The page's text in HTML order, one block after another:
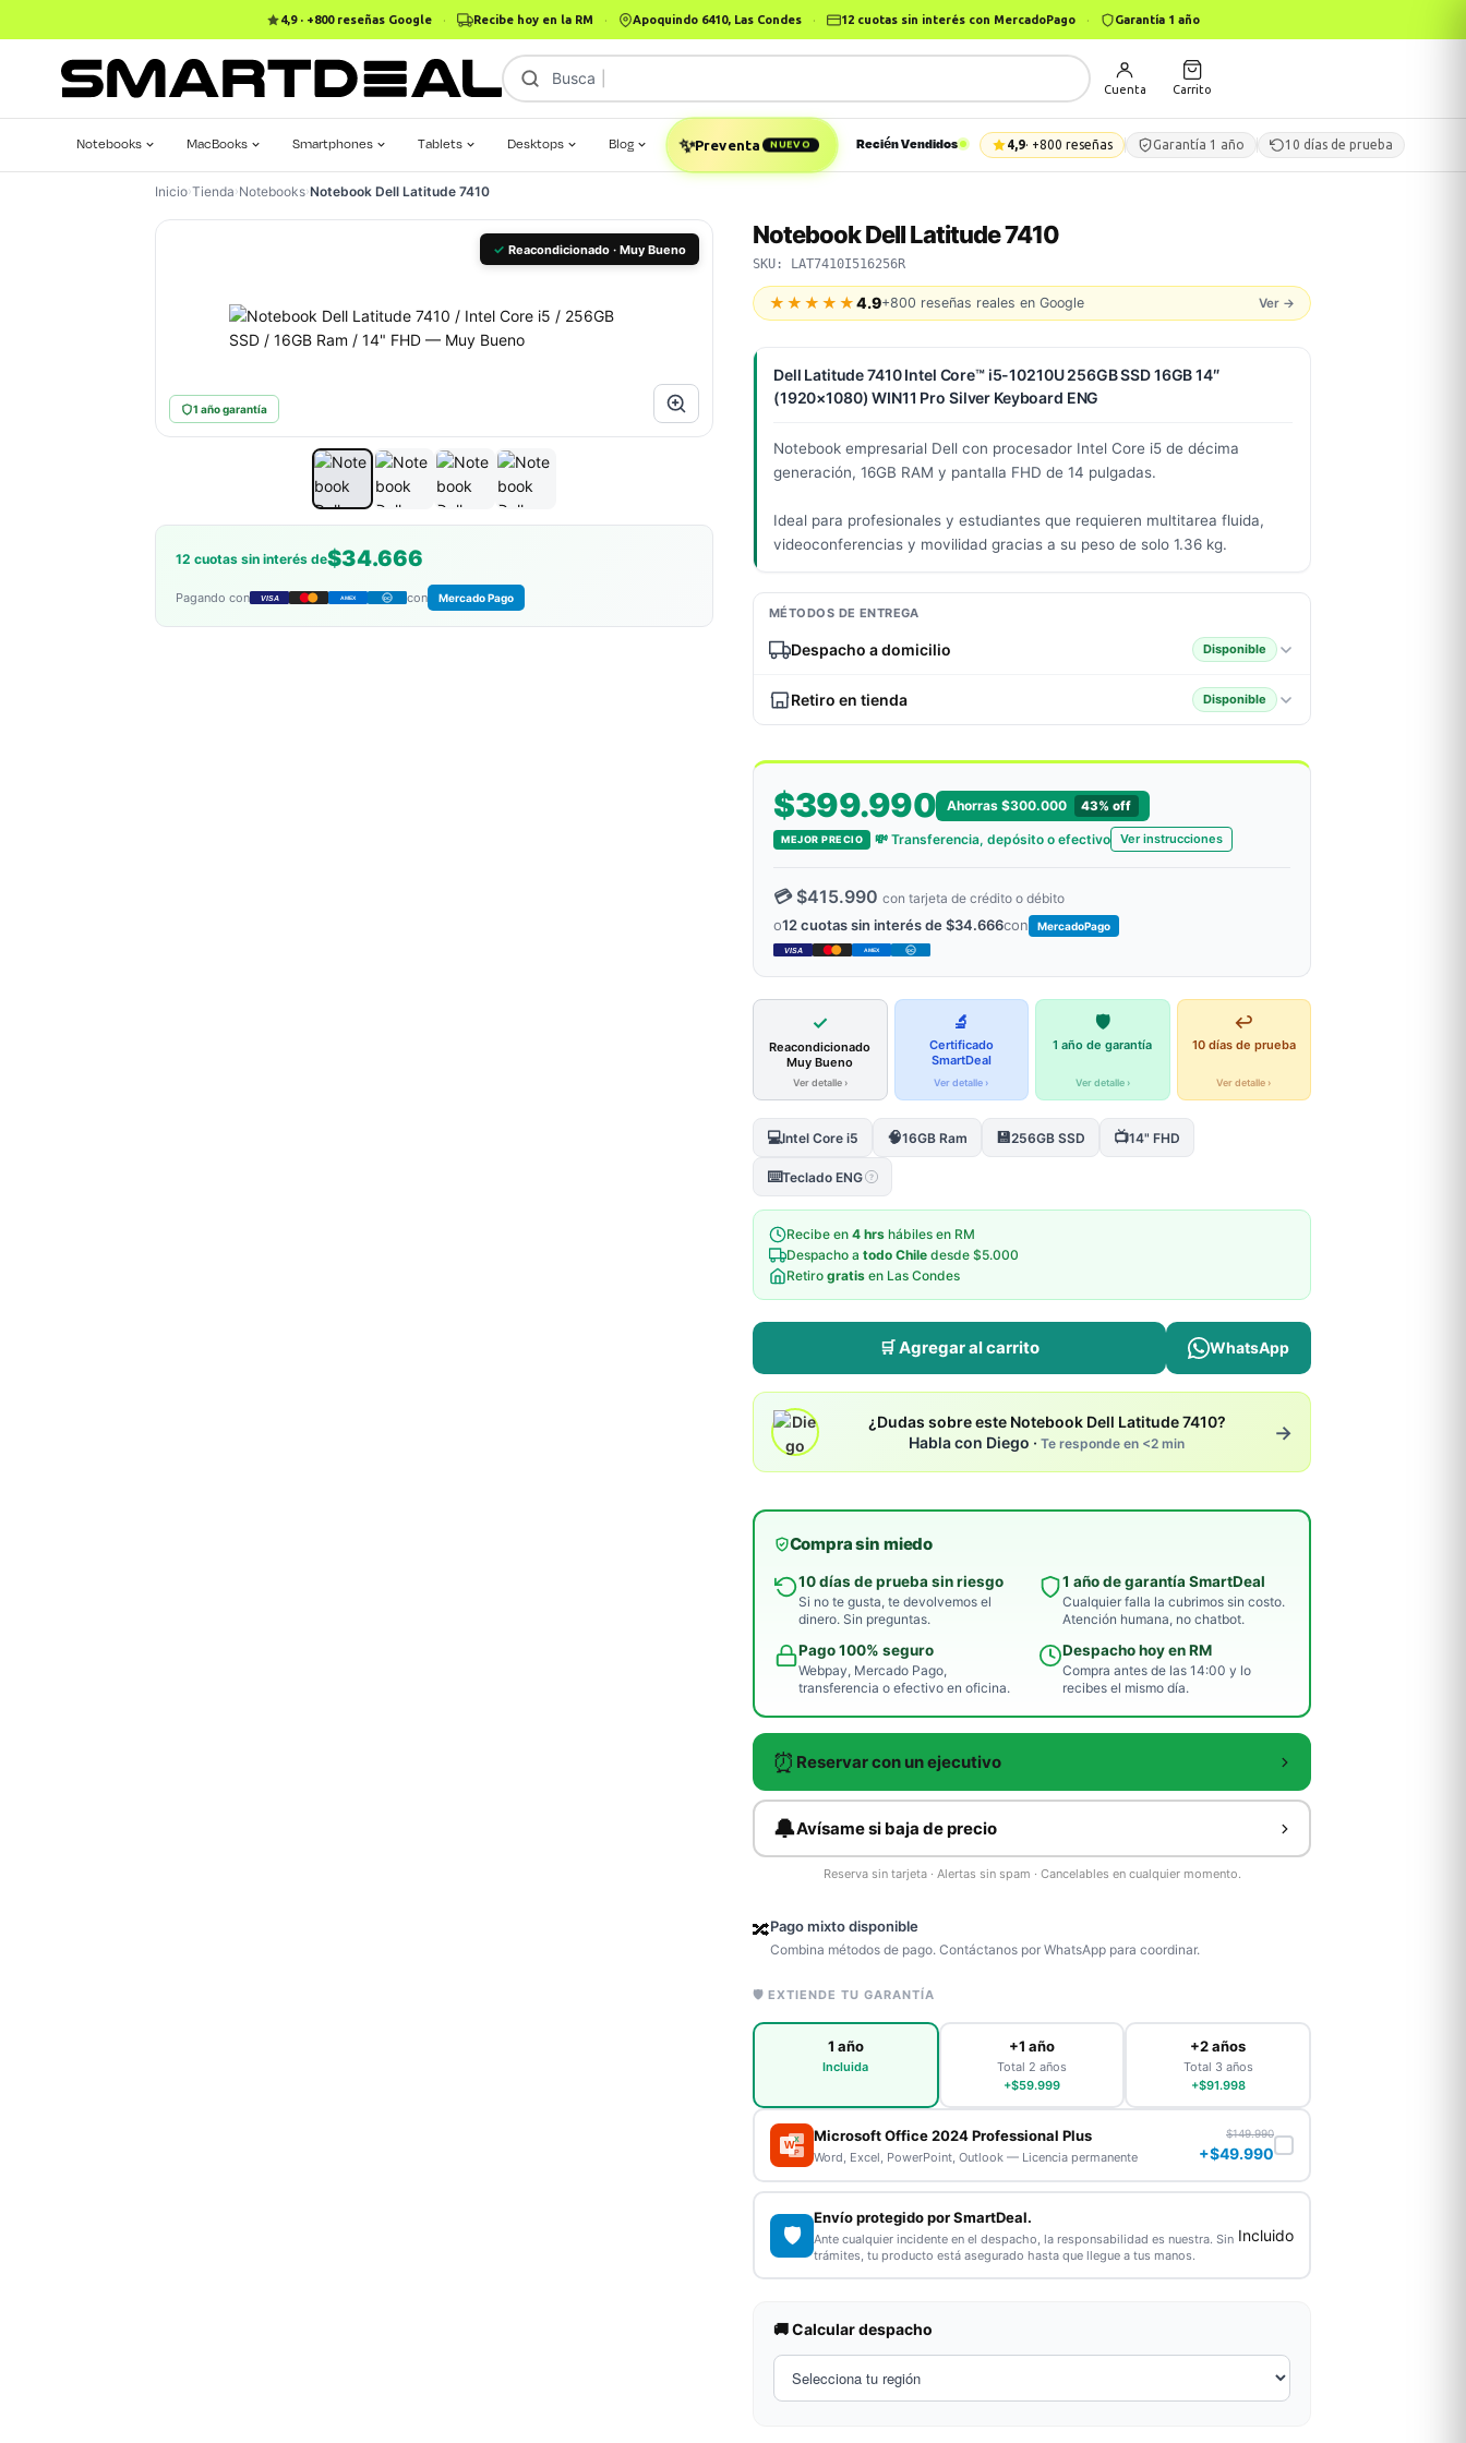
4,9 · +800 reseñas Google · Recibe hoy en la RM · Apoquindo 6410, Las Condes · 12 cuotas sin interés con MercadoPago · Garantía 1 año
Busca
Cuenta Carrito
Notebooks MacBooks Smartphones Tablets Desktops Blog ✨Preventa NUEVO Recién Vendidos 4,9· +800 reseñas Garantía 1 año 10 días de prueba
Inicio›Tienda›Notebooks›Notebook Dell Latitude 7410
✓ Reacondicionado · Muy Bueno
1 año garantía
12 cuotas sin interés de$34.666
Pagando con VISA AMEX DC con Mercado Pago
Notebook Dell Latitude 7410
SKU: LAT7410I516256R
★★★★★4.9+800 reseñas reales en Google Ver →
Dell Latitude 7410 Intel Core™ i5-10210U 256GB SSD 16GB 14″
(1920×1080) WIN11 Pro Silver Keyboard ENG
Notebook empresarial Dell con procesador Intel Core i5 de décima
generación, 16GB RAM y pantalla FHD de 14 pulgadas.
Ideal para profesionales y estudiantes que requieren multitarea fluida,
videoconferencias y movilidad gracias a su peso de solo 1.36 kg.
MÉTODOS DE ENTREGA
Despacho a domicilio Disponible
Retiro en tienda Disponible
$399.990 Ahorras $300.000 43% off
MEJOR PRECIO 💸 Transferencia, depósito o efectivo Ver instrucciones
💳 $415.990 con tarjeta de crédito o débito
o12 cuotas sin interés de $34.666con MercadoPago
VISA AMEX DC
✓
Reacondicionado
Muy Bueno
Ver detalle ›
🔬
Certificado
SmartDeal
Ver detalle ›
🛡️
1 año de garantía
Ver detalle ›
↩️
10 días de prueba
Ver detalle ›
💻Intel Core i5 🧠16GB Ram 💾256GB SSD 📺14" FHD
⌨️Teclado ENG ?
Recibe en 4 hrs hábiles en RM
Despacho a todo Chile desde $5.000
Retiro gratis en Las Condes
🛒 Agregar al carrito WhatsApp
¿Dudas sobre este Notebook Dell Latitude 7410?
Habla con Diego · Te responde en <2 min →
Compra sin miedo
10 días de prueba sin riesgo
Si no te gusta, te devolvemos el
dinero. Sin preguntas.
1 año de garantía SmartDeal
Cualquier falla la cubrimos sin costo.
Atención humana, no chatbot.
Pago 100% seguro
Webpay, Mercado Pago,
transferencia o efectivo en oficina.
Despacho hoy en RM
Compra antes de las 14:00 y lo
recibes el mismo día.
⏰ Reservar con un ejecutivo
🔔Avísame si baja de precio
Reserva sin tarjeta · Alertas sin spam · Cancelables en cualquier momento.
🔀Pago mixto disponible
Combina métodos de pago. Contáctanos por WhatsApp para coordinar.
🛡️ EXTIENDE TU GARANTÍA
1 año
Incluida
+1 año
Total 2 años
+$59.999
+2 años
Total 3 años
+$91.998
WX
P
Microsoft Office 2024 Professional Plus
Word, Excel, PowerPoint, Outlook — Licencia permanente
$149.990
+$49.990
🛡️
Envío protegido por SmartDeal.
Ante cualquier incidente en el despacho, la responsabilidad es nuestra. Sin
trámites, tu producto está asegurado hasta que llegue a tus manos.
Incluido
🚚 Calcular despacho